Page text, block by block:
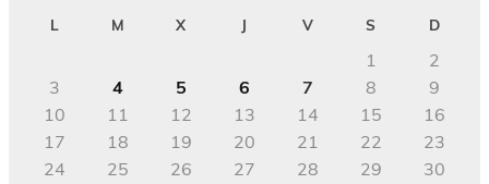
L M X J V S D
1
2
3
4 5 6 7 8
9
10
11 12 13 14 15
16
17
18 19 20 21 22
23
24
25 26 27 28 29
30